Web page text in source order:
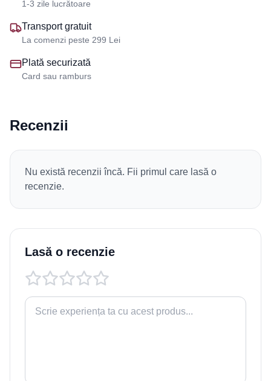
1-3 zile lucrătoare
Transport gratuit
La comenzi peste 299 Lei
Plată securizată
Card sau ramburs
Recenzii
Nu există recenzii încă. Fii primul care lasă o
recenzie.
Lasă o recenzie